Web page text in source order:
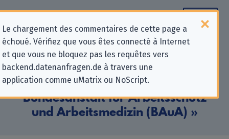
Le chargement des commentaires de cette page a
échoué. Vérifiez que vous êtes connecté à Internet
et que vous ne bloquez pas les requêtes vers
backend.datenanfragen.de à travers une
application comme uMatrix ou NoScript.
Informations de contact pour les
demandes relatives à la protection
de la vie privée pour «
Bundesanstalt für Arbeitsschutz
und Arbeitsmedizin (BAuA) »